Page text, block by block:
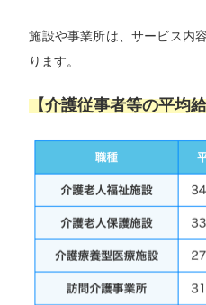
施設や事業所は、サービス内
ります。
【介護従事者等の平均